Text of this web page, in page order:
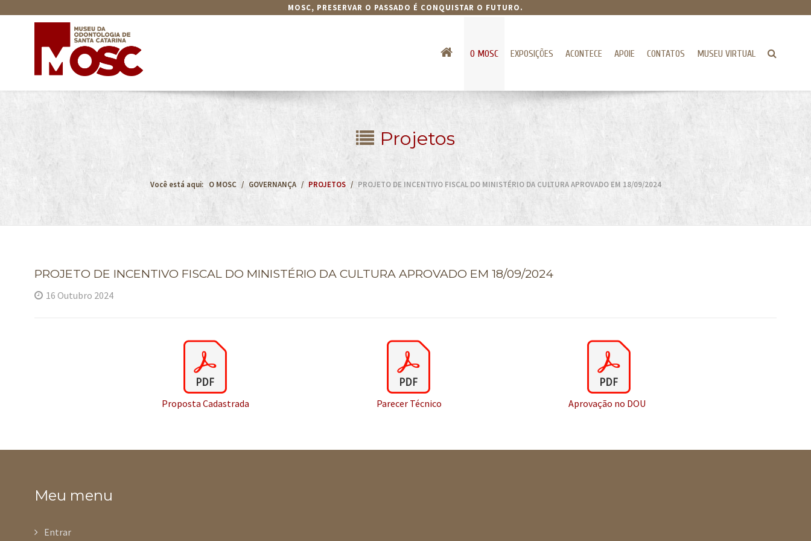
MOSC, PRESERVAR O PASSADO É CONQUISTAR O FUTURO.
O MOSC EXPOSIÇÕES ACONTECE APOIE CONTATOS MUSEU VIRTUAL
Projetos
Você está aqui: O MOSC GOVERNANÇA PROJETOS PROJETO DE INCENTIVO FISCAL DO MINISTÉRIO DA CULTURA APROVADO EM 18/09/2024
PROJETO DE INCENTIVO FISCAL DO MINISTÉRIO DA CULTURA APROVADO EM 18/09/2024
16 Outubro 2024
Proposta Cadastrada Parecer Técnico Aprovação no DOU
Meu menu
Entrar